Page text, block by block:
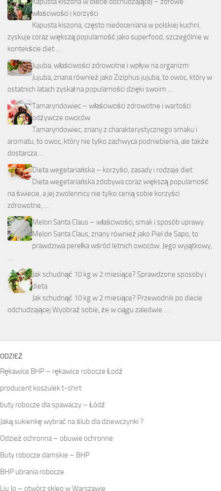
właściwości i korzyści
Kapusta kiszona, często niedoceniana w polskiej kuchni,
zyskuje coraz większą popularność jako superfood, szczególnie w
kontekście diet …
Jujuba: właściwości zdrowotne i wpływ na organizm
Jujuba, znana również jako Ziziphus jujuba, to owoc, który w
ostatnich latach zyskał na popularności dzięki swoim …
Tamaryndowiec – właściwości zdrowotne i wartości
odżywcze owoców
Tamaryndowiec, znany z charakterystycznego smaku i
aromatu, to owoc, który nie tylko zachwyca podniebienia, ale także
dostarcza …
Dieta wegetariańska – korzyści, zasady i rodzaje diet
Dieta wegetariańska zdobywa coraz większą popularność
na świecie, a jej zwolennicy nie tylko cenią sobie korzyści
zdrowotne, …
Melon Santa Claus – właściwości, smak i sposób uprawy
Melon Santa Claus, znany również jako Piel de Sapo, to
prawdziwa perełka wśród letnich owoców. Jego wyjątkowy,
…
Jak schudnąć 10 kg w 2 miesiące? Sprawdzone sposoby i
dieta
Jak schudnąć 10 kg w 2 miesiące? Przewodnik po diecie
odchudzającej Wyobraź sobie, że w ciągu zaledwie …
ODZIEŻ
Rękawice BHP – rękawice robocze Łodź
producent koszulek t-shirt
buty robocze dla spawaczy – Łódź
Jaką sukienkę wybrać na ślub dla dziewczynki ?
Odzież ochronna – obuwie ochronne
Buty robocze damskie – BHP
BHP ubrania robocze
Liu Jo – otwórz sklep w Warszawie